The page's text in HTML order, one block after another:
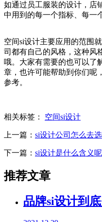
如通过员工服装的设计，店
中用到的每一个指标、每一
空间si设计主要应用的范围
司都有自己的风格，这种风
哦。大家有需要的也可以了
章，也许可能帮助到你们呢
参考。
相关标签： 空间si设计
上一篇： si设计公司怎么去
下一篇： si设计是什么含义呢
推荐文章
品牌si设计到